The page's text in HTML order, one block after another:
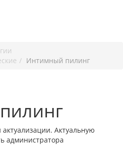
Интимный пилинг
Актуальную
администратора